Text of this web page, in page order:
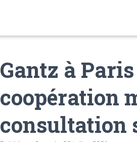
Gantz à
coopération
consultation